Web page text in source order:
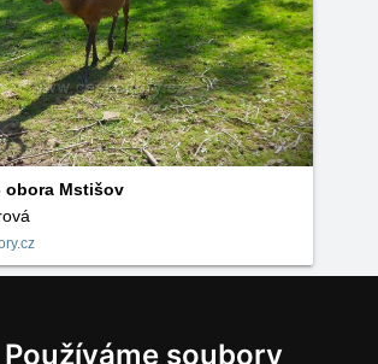
Používáme soubory
obora Mstišov